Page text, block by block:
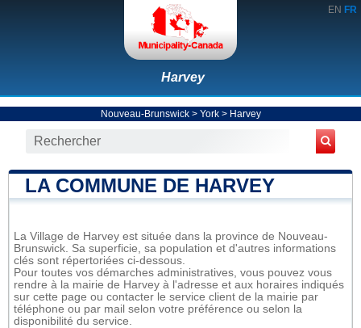
EN FR
Harvey
Nouveau-Brunswick> York> Harvey
LA COMMUNE DE HARVEY
La Village de Harvey est située dans la province de Nouveau-
Brunswick. Sa superficie, sa population et d'autres informations
clés sont répertoriées ci-dessous.
Pour toutes vos démarches administratives, vous pouvez vous
rendre à la mairie de Harvey à l'adresse et aux horaires indiqués
sur cette page ou contacter le service client de la mairie par
téléphone ou par mail selon votre préférence ou selon la
disponibilité du service.